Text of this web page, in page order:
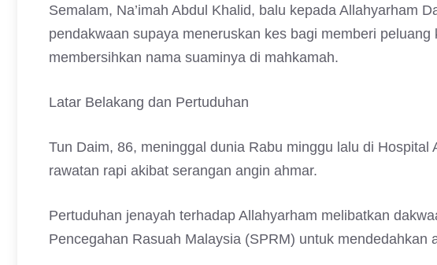
Semalam, Na’imah Abdul Khalid, balu kepada Allahyarham
pendakwaan supaya meneruskan kes bagi memberi
membersihkan nama suaminya di mahkamah.
Latar Belakang dan Pertuduhan
Tun Daim, 86, meninggal dunia Rabu minggu lalu di
rawatan rapi akibat serangan angin ahmar.
Pertuduhan jenayah terhadap Allahyarham melibatkan
Pencegahan Rasuah Malaysia (SPRM) untuk mendedahkan